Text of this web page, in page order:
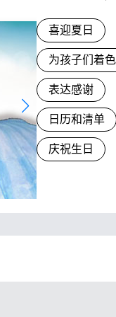
喜迎夏日
为孩子们着色
表达感谢
日历和清单
庆祝生日